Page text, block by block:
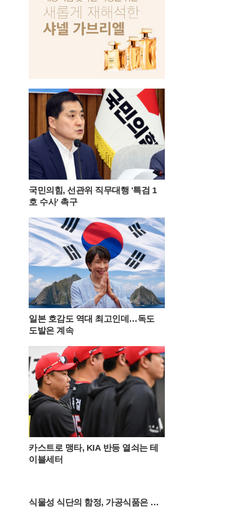
둥산 돌리네의 가장 큰 매력은 주변 능선이
물 표면에 그대로 비치는 투명한 반영에 있
다. 초록빛 억새 군락이 물웅덩이를 감싸 안
은 모습은 마치 정교하게 연출된 컴퓨터 배
경 화면을 연상케 한다. 과거 주민들이 산나
물 채취를 위해 매년 불을 놓았던 습관 덕분
에 정상부에 나무가 거의 없는 독특한 지형
이 형성되었고, 이는 오히려 돌리네의 탁 트
덕에 홀로 서 있는 나무 한 그루는 광활한 초
원 위에서 보석처럼 빛나며 사진 작가들과
젊은 층의 출사 포인트로 사랑받고 있다.이
곳의 날씨는 고지대 특유의 변화무쌍함을 간
직하고 있어 방문객들에게 매번 다른 감동을
선사한다. 맑은 날의 청량한 풍경도 일품이
지만, 갑작스럽게 골바람을 타고 밀려오는
운해는 돌리네를 순식간에 신비로운 안개 속
으로 밀어 넣는다. 구름에 휩싸인 물웅덩이
는 마치 전설 속의 성지처럼 경건한 분위기
를 자아내며 제주도의 삼성혈을 떠올리게 한
다. 여름철 이른 아침에 산을 오르면 억새 사
이로 피어오르는 물안개와 함께 몽환적인 대
자연의 생명력을 온몸으로 만끽할 수 있다.
민둥산을 오르는 경로는 체력과 시간대에 따
라 세 가지 선택지가 존재한다. 가장 대중적
인 제1코스는 증산초등학교에서 시작해 가
파른 길과 완만한 길 중 선택할 수 있으며, 제
2코스는 능전마을 주차장을 이용해 한 시간
정도 소요된다. 가장 빠르게 정상에 닿고 싶
다면 제3코스인 발구덕쉼터를 이용하는 것
이 효율적이다. 다만 최단 코스인 만큼 평일
새벽 6시 30분 이전에는 도착해야 주차 공간
을 확보할 수 있을 정도로 경쟁이 치열하다.
가족 단위 여행객들에게도 큰 부담이 없다.
대중교통을 이용하는 여행객들을 위한 편의
시설도 대폭 확충되었다. 서울 청량리역에서
기차를 타고 민둥산역에 도착하면 주말마다
운행되는 셔틀버스를 이용해 주요 등산로 입
구까지 편리하게 이동할 수 있다. 2026년 셔
틀버스 운행은 11월 초순까지 주말 한정으로
하루 4회 운영되며, 시기에 따라 민둥산역과
능전마을 주차장을 기점으로 노선이 조정된
다. 지자체는 관광객 급증에 대비해 임시 운
행 여부를 실시간으로 공지하고 있으며, 반
려견과 함께 동행하는 여행객들을 위한 배려
한 경험을 제공한다. 돈으로 환산할 수 없는
국민의힘, 선관위 직무대행 '특검 1
호 수사' 촉구
일본 호감도 역대 최고인데…독도
도발은 계속
카스트로 맹타, KIA 반등 열쇠는 테
이블세터
식물성 식단의 함정, 가공식품은 염